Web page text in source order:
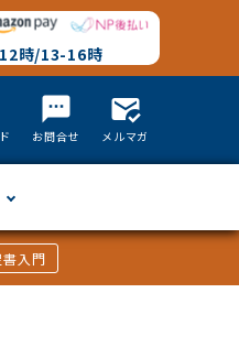
時/13-16時
textsms
お問合せ
mark_email_read
メルマガ
書入門